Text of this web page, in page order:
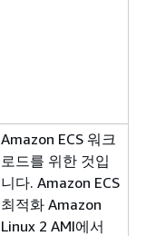
Amazon ECS 워크
로드를 위한 것입
니다. Amazon ECS
최적화 Amazon
Linux 2 AMI에서